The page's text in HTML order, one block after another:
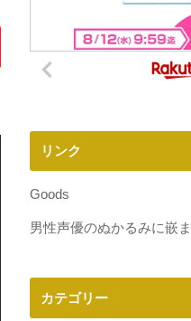
リンク
Goods
男性声優のぬかるみに嵌
カテゴリー